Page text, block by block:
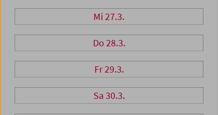
Mi 27.3.
Do 28.3.
Fr 29.3.
Sa 30.3.